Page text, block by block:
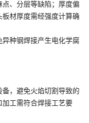
、分层等缺陷；厚度偏
材厚度需经强度计算确
种钢焊接产生电化学腐
备，避免火焰切割导致的
工需符合焊接工艺要